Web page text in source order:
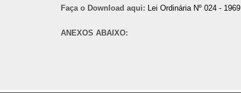
Faça o Download aqui: Lei Ordinária Nº 024 - 1969
ANEXOS ABAIXO: